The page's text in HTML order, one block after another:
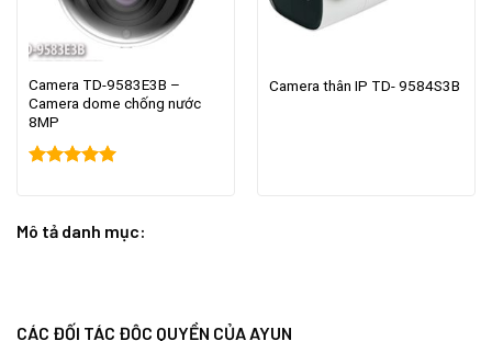
Camera TD-9583E3B –
Camera dome chống nước
8MP
Camera thân IP TD- 9584S3B
Mô tả danh mục:
CÁC ĐỐI TÁC ĐỘC QUYỀN CỦA AYUN